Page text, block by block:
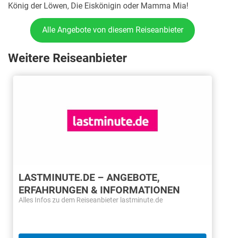
König der Löwen, Die Eiskönigin oder Mamma Mia!
Alle Angebote von diesem Reiseanbieter
Weitere Reiseanbieter
LASTMINUTE.DE – ANGEBOTE,
ERFAHRUNGEN & INFORMATIONEN
Alles Infos zu dem Reiseanbieter lastminute.de